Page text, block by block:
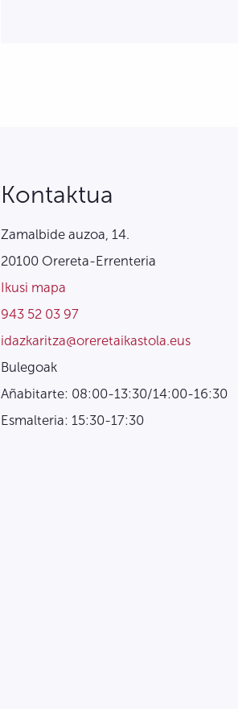
Kontaktua
Zamalbide auzoa, 14.
20100 Orereta-Errenteria
Ikusi mapa
943 52 03 97
idazkaritza@oreretaikastola.eus
Bulegoak
Añabitarte: 08:00-13:30/14:00-16:30
Esmalteria: 15:30-17:30